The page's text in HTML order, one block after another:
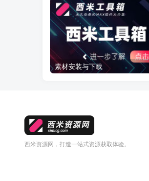
素材安装与下载
西米资源网，打造一站式资源获取体验。